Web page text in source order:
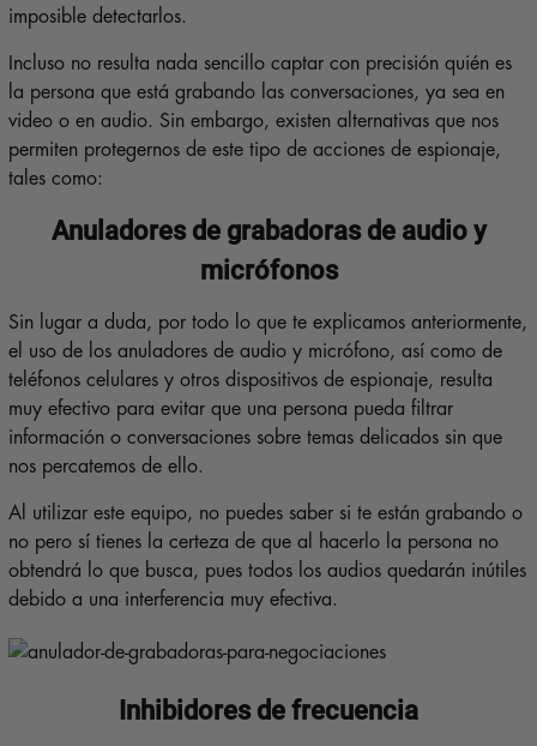
imposible detectarlos.
Incluso no resulta nada sencillo captar con precisión quién es
la persona que está grabando las conversaciones, ya sea en
video o en audio. Sin embargo, existen alternativas que nos
permiten protegernos de este tipo de acciones de espionaje,
tales como:
Anuladores de grabadoras de audio y
micrófonos
Sin lugar a duda, por todo lo que te explicamos anteriormente,
el uso de los anuladores de audio y micrófono, así como de
teléfonos celulares y otros dispositivos de espionaje, resulta
muy efectivo para evitar que una persona pueda filtrar
información o conversaciones sobre temas delicados sin que
nos percatemos de ello.
Al utilizar este equipo, no puedes saber si te están grabando o
no pero sí tienes la certeza de que al hacerlo la persona no
obtendrá lo que busca, pues todos los audios quedarán inútiles
debido a una interferencia muy efectiva.
Inhibidores de frecuencia